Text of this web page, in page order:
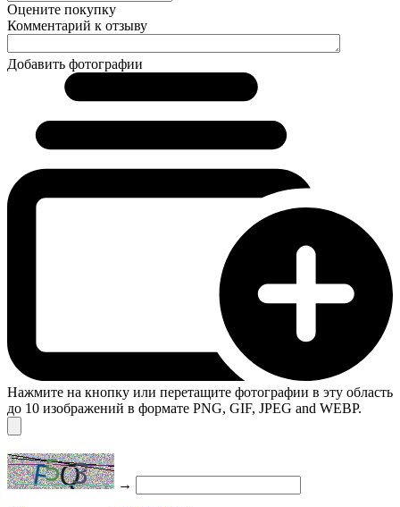
Оцените покупку
Комментарий к отзыву
Добавить фотографии
Нажмите на кнопку или перетащите фотографии в эту область
до 10 изображений в формате PNG, GIF, JPEG and WEBP.
→